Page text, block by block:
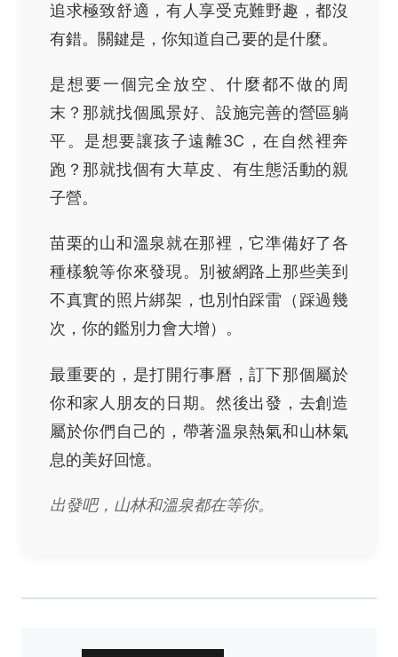
追求極致舒適，有人享受克難野趣，都沒
有錯。關鍵是，你知道自己要的是什麼。
是想要一個完全放空、什麼都不做的周
末？那就找個風景好、設施完善的營區躺
平。是想要讓孩子遠離3C，在自然裡奔
跑？那就找個有大草皮、有生態活動的親
子營。
苗栗的山和溫泉就在那裡，它準備好了各
種樣貌等你來發現。別被網路上那些美到
不真實的照片綁架，也別怕踩雷（踩過幾
次，你的鑑別力會大增）。
最重要的，是打開行事曆，訂下那個屬於
你和家人朋友的日期。然後出發，去創造
屬於你們自己的，帶著溫泉熱氣和山林氣
息的美好回憶。
出發吧，山林和溫泉都在等你。